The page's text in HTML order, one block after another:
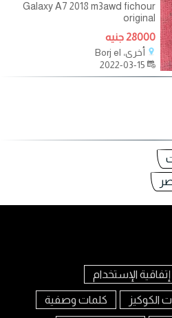
Galaxy A7 2018 m3awd fichour
original
28000 جنيه
أخرى، Borj el
إتفاقية الإستخدام
الكوكيز كلمات وصفية